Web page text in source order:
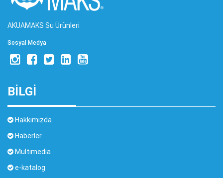
AKUAMAKS Su Ürünleri
Sosyal Medya
BİLGİ
Hakkımızda
Haberler
Multimedia
e-katalog